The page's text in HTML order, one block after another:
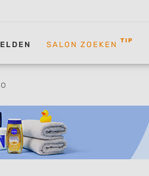
SALON ZOEKEN TIP